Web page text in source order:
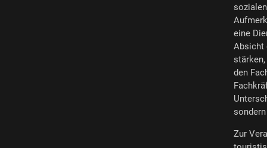
eine
Absicht
den
Zur